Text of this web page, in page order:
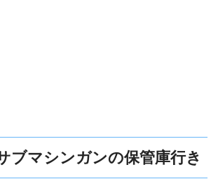
ブマシンガンの保管庫行き